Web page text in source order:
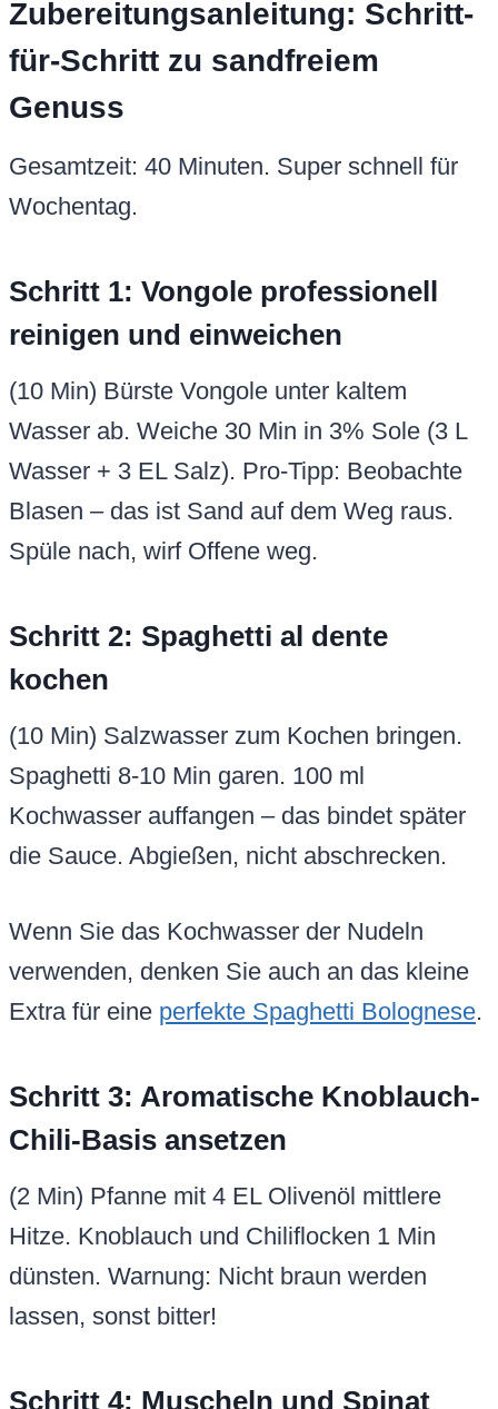
Zubereitungsanleitung: Schritt-
für-Schritt zu sandfreiem
Genuss
Gesamtzeit: 40 Minuten. Super schnell für
Wochentag.
Schritt 1: Vongole professionell
reinigen und einweichen
(10 Min) Bürste Vongole unter kaltem
Wasser ab. Weiche 30 Min in 3% Sole (3 L
Wasser + 3 EL Salz). Pro-Tipp: Beobachte
Blasen – das ist Sand auf dem Weg raus.
Spüle nach, wirf Offene weg.
Schritt 2: Spaghetti al dente
kochen
(10 Min) Salzwasser zum Kochen bringen.
Spaghetti 8-10 Min garen. 100 ml
Kochwasser auffangen – das bindet später
die Sauce. Abgießen, nicht abschrecken.
Wenn Sie das Kochwasser der Nudeln
verwenden, denken Sie auch an das kleine
Extra für eine perfekte Spaghetti Bolognese.
Schritt 3: Aromatische Knoblauch-
Chili-Basis ansetzen
(2 Min) Pfanne mit 4 EL Olivenöl mittlere
Hitze. Knoblauch und Chiliflocken 1 Min
dünsten. Warnung: Nicht braun werden
lassen, sonst bitter!
Schritt 4: Muscheln und Spinat